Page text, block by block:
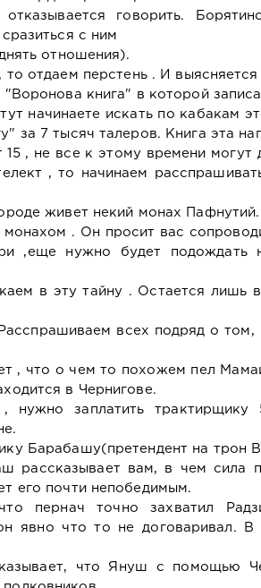
говорить.
с ним
отношения).
отдаем перстень . И
книга" в которой
начинаете искать по кабакам
за 7 тысяч талеров. Книга эта
15 , не все к этому времени могут
, то начинаем
живет некий монах Пафнутий.
. Он просит вас
,еще нужно будет подождать
в эту тайну . Остается лишь
всех подряд о том,
, что о чем то похожем пел
в Чернигове.
заплатить трактирщику
Барабашу(претендент на трон
рассказывает вам, в чем сила
его почти непобедимым.
что пернач точно захватил
явно что то не договаривал.
что Януш с помощью